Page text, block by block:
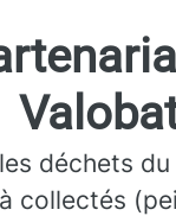
déchets
collectés